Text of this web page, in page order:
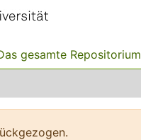
gesamte Repositorium